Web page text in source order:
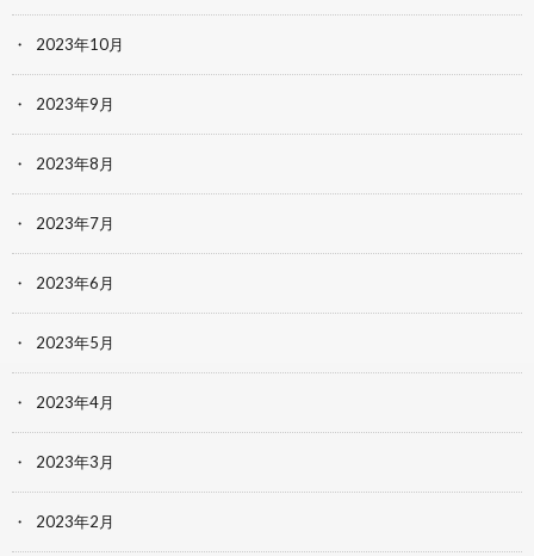
2023年10月
2023年9月
2023年8月
2023年7月
2023年6月
2023年5月
2023年4月
2023年3月
2023年2月